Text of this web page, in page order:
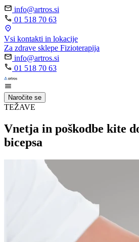
info@artros.si
01 518 70 63
Vsi kontakti in lokacije
Za zdrave sklepe Fizioterapija
info@artros.si
01 518 70 63
Naročite se
TEŽAVE
Vnetja in poškodbe kite
bicepsa